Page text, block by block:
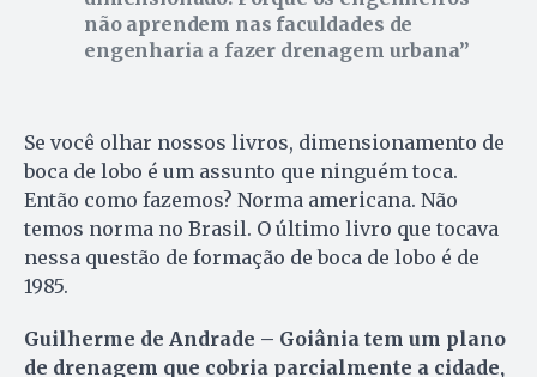
não aprendem nas faculdades de
engenharia a fazer drenagem urbana
Se você olhar nossos livros, dimensionamento de
boca de lobo é um assunto que ninguém toca.
Então como fazemos? Norma americana. Não
temos norma no Brasil. O último livro que tocava
nessa questão de formação de boca de lobo é de
1985.
Guilherme de Andrade – Goiânia tem um plano
de drenagem que cobria parcialmente a cidade,